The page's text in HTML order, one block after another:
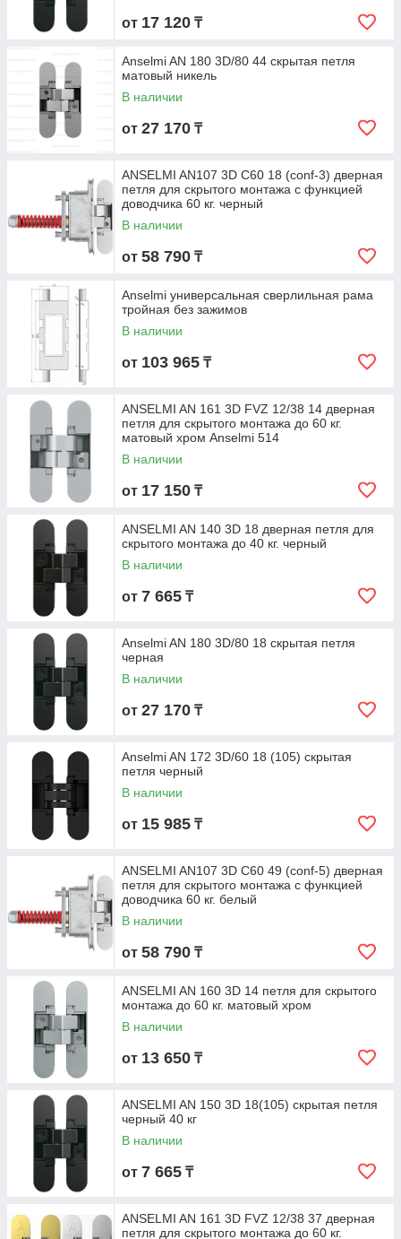
от 17 120 ₸
Anselmi AN 180 3D/80 44 скрытая петля
матовый никель
В наличии
от 27 170 ₸
ANSELMI AN107 3D C60 18 (conf-3) дверная
петля для скрытого монтажа с функцией
доводчика 60 кг. черный
В наличии
от 58 790 ₸
Anselmi универсальная сверлильная рама
тройная без зажимов
В наличии
от 103 965 ₸
ANSELMI AN 161 3D FVZ 12/38 14 дверная
петля для скрытого монтажа до 60 кг.
матовый хром Anselmi 514
В наличии
от 17 150 ₸
ANSELMI AN 140 3D 18 дверная петля для
скрытого монтажа до 40 кг. черный
В наличии
от 7 665 ₸
Anselmi AN 180 3D/80 18 скрытая петля
черная
В наличии
от 27 170 ₸
Anselmi AN 172 3D/60 18 (105) скрытая
петля черный
В наличии
от 15 985 ₸
ANSELMI AN107 3D C60 49 (conf-5) дверная
петля для скрытого монтажа с функцией
доводчика 60 кг. белый
В наличии
от 58 790 ₸
ANSELMI AN 160 3D 14 петля для скрытого
монтажа до 60 кг. матовый хром
В наличии
от 13 650 ₸
ANSELMI AN 150 3D 18(105) скрытая петля
черный 40 кг
В наличии
от 7 665 ₸
ANSELMI AN 161 3D FVZ 12/38 37 дверная
петля для скрытого монтажа до 60 кг.